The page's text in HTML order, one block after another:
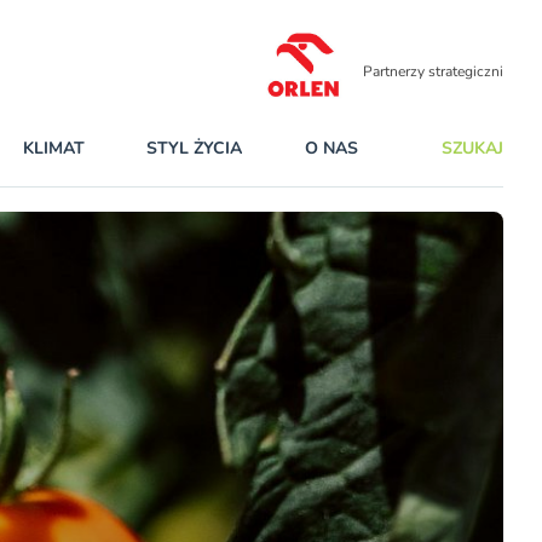
Partnerzy strategiczni
KLIMAT STYL ŻYCIA O NAS SZUKAJ